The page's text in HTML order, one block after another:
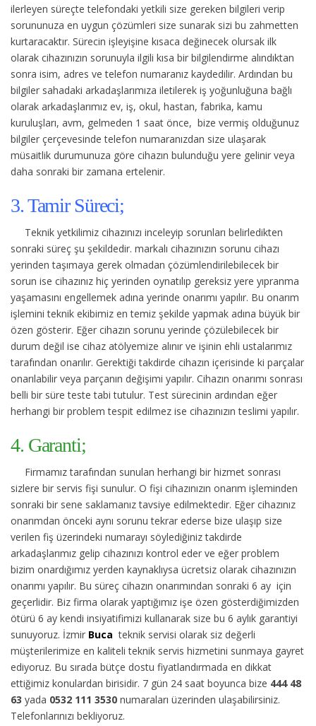
ilerleyen süreçte telefondaki yetkili size gereken bilgileri verip
sorununuza en uygun çözümleri size sunarak sizi bu zahmetten
kurtaracaktır. Sürecin işleyişine kısaca değinecek olursak ilk
olarak cihazınızın sorunuyla ilgili kısa bir bilgilendirme alındıktan
sonra isim, adres ve telefon numaranız kaydedilir. Ardından bu
bilgiler sahadaki arkadaşlarımıza iletilerek iş yoğunluğuna bağlı
olarak arkadaşlarımız ev, iş, okul, hastan, fabrika, kamu
kuruluşları, avm, gelmeden 1 saat önce, bize vermiş olduğunuz
bilgiler çerçevesinde telefon numaranızdan size ulaşarak
müsaitlik durumunuza göre cihazın bulunduğu yere gelinir veya
daha sonraki bir zamana ertelenir.
3. Tamir Süreci;
Teknik yetkilimiz cihazınızı inceleyip sorunları belirledikten
sonraki süreç şu şekildedir. markalı cihazınızın sorunu cihazı
yerinden taşımaya gerek olmadan çözümlendirilebilecek bir
sorun ise cihazınız hiç yerinden oynatılıp gereksiz yere yıpranma
yaşamasını engellemek adına yerinde onarımı yapılır. Bu onarım
işlemini teknik ekibimiz en temiz şekilde yapmak adına büyük bir
özen gösterir. Eğer cihazın sorunu yerinde çözülebilecek bir
durum değil ise cihaz atölyemize alınır ve işinin ehli ustalarımız
tarafından onarılır. Gerektiği takdirde cihazın içerisinde ki parçalar
onarılabilir veya parçanın değişimi yapılır. Cihazın onarımı sonrası
belli bir süre teste tabi tutulur. Test sürecinin ardından eğer
herhangi bir problem tespit edilmez ise cihazınızın teslimi yapılır.
4. Garanti;
Firmamız tarafından sunulan herhangi bir hizmet sonrası
sizlere bir servis fişi sunulur. O fişi cihazınızın onarım işleminden
sonraki bir sene saklamanız tavsiye edilmektedir. Eğer cihazınız
onarımdan önceki aynı sorunu tekrar ederse bize ulaşıp size
verilen fiş üzerindeki numarayı söylediğiniz takdirde
arkadaşlarımız gelip cihazınızı kontrol eder ve eğer problem
bizim onardığımız yerden kaynaklıysa ücretsiz olarak cihazınızın
onarımı yapılır. Bu süreç cihazın onarımından sonraki 6 ay için
geçerlidir. Biz firma olarak yaptığımız işe özen gösterdiğimizden
ötürü 6 ay kendi insiyatifimizi kullanarak size bu 6 aylık garantiyi
sunuyoruz. İzmir Buca teknik servisi olarak siz değerli
müşterilerimize en kaliteli teknik servis hizmetini sunmaya gayret
ediyoruz. Bu sırada bütçe dostu fiyatlandırmada en dikkat
ettiğimiz konulardan birisidir. 7 gün 24 saat boyunca bize 444 48
63 yada 0532 111 3530 numaraları üzerinden ulaşabilirsiniz.
Telefonlarınızı bekliyoruz.